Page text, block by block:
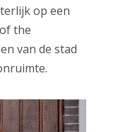
op een
the
van de stad